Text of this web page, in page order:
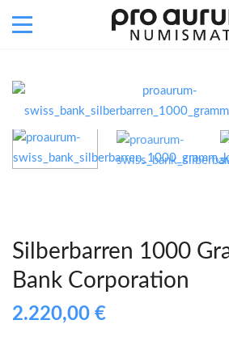
Silberbarren 1000
Bank Corporation
2.220,00 €